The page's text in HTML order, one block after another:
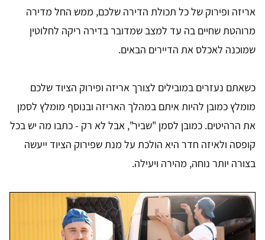
אריזה ופירוק של כל תכולת הדירה שלכם, ממש החל מדירה
מרוהטת שחיים בה עד למצב שמדובר בדירה ריקה לחלוטין
שמוכנה לאכלס את הדיירים הבאים.
כשאתם נעזרים במובילים לצורך אריזה ופירוק הציוד שלכם
מומלץ כמובן להיות איתם במהלך האריזה ובנוסף מומלץ לסמן
את הרהיטים. כמובן לסמן "שביר", אבל לא רק - כתבו מה יש בכל
קופסה ולאיזה חדר היא הולכת על מנת שפירוק הציוד ייעשה
בצורה יותר נוחה, מהירה ויעילה.